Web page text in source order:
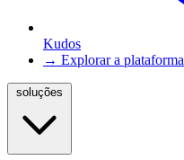
Kudos
→ Explorar a plataforma